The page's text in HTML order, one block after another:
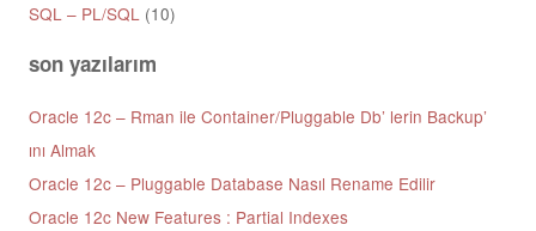
SQL – PL/SQL(10)
son yazılarım
Oracle 12c – Rman ile Container/Pluggable Db’ lerin Backup’
ını Almak
Oracle 12c – Pluggable Database Nasıl Rename Edilir
Oracle 12c New Features : Partial Indexes